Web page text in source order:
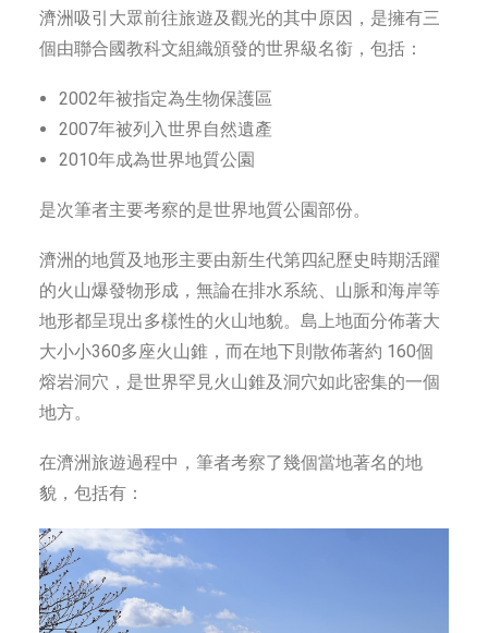
濟洲吸引大眾前往旅遊及觀光的其中原因，是擁有三
個由聯合國教科文組織頒發的世界級名銜，包括：
2002年被指定為生物保護區
2007年被列入世界自然遺產
2010年成為世界地質公園
是次筆者主要考察的是世界地質公園部份。
濟洲的地質及地形主要由新生代第四紀歷史時期活躍
的火山爆發物形成，無論在排水系統、山脈和海岸等
地形都呈現出多樣性的火山地貌。島上地面分佈著大
大小小360多座火山錐，而在地下則散佈著約 160個
熔岩洞穴，是世界罕見火山錐及洞穴如此密集的一個
地方。
在濟洲旅遊過程中，筆者考察了幾個當地著名的地
貌，包括有：